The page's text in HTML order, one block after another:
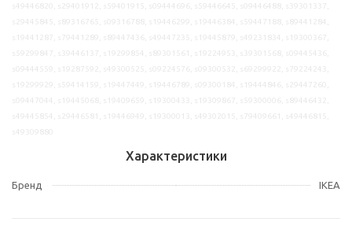
Характеристики
Бренд IKEA